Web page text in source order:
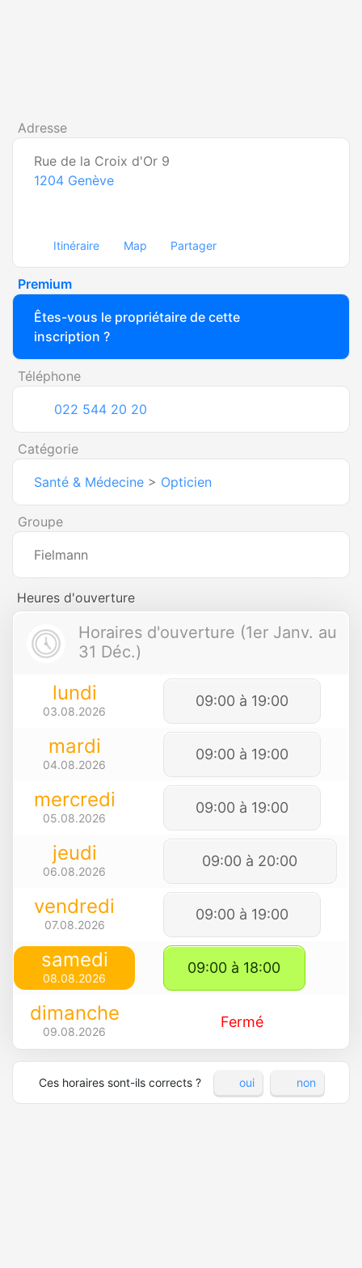
Adresse
Rue de la Croix d'Or 9
1204 Genève
Itinéraire Map Partager
Premium
Êtes-vous le propriétaire de cette
inscription ?
Téléphone
022 544 20 20
Catégorie
Santé & Médecine > Opticien
Groupe
Fielmann
Heures d'ouverture
Horaires d'ouverture (1er Janv. au
31 Déc.)
lundi
03.08.2026
09:00 à 19:00
mardi
04.08.2026
09:00 à 19:00
mercredi
05.08.2026
09:00 à 19:00
jeudi
06.08.2026
09:00 à 20:00
vendredi
07.08.2026
09:00 à 19:00
samedi
08.08.2026
09:00 à 18:00
dimanche
09.08.2026
Fermé
Ces horaires sont-ils corrects ? oui non